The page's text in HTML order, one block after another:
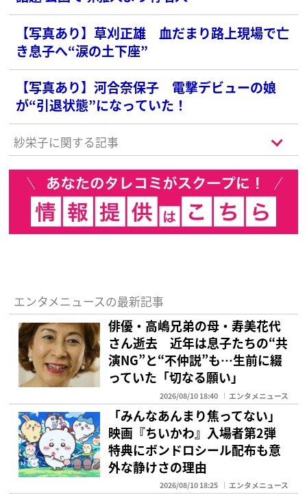
【写真あり】草刈正雄 血だまり路上現場で亡
き息子へ“涙の土下座”
【写真あり】河合奈保子 電撃デビューの娘
が“引退状態”になっていた！
紗栄子に関する記事
エンタメニュースの最新記事
俳優・高嶋兄弟の母・寿美花代
さん逝去 近年は息子たちの“共
演NG”と“不仲説”も…生前に綴
っていた「切なる願い」
2026/08/10 18:40 エンタメニュース
「みんなあんまり焦ってない」
映画『ちいかわ』入場者第2弾
特典にボンドロシール配布も意
外な静けさの理由
2026/08/10 18:25 エンタメニュース